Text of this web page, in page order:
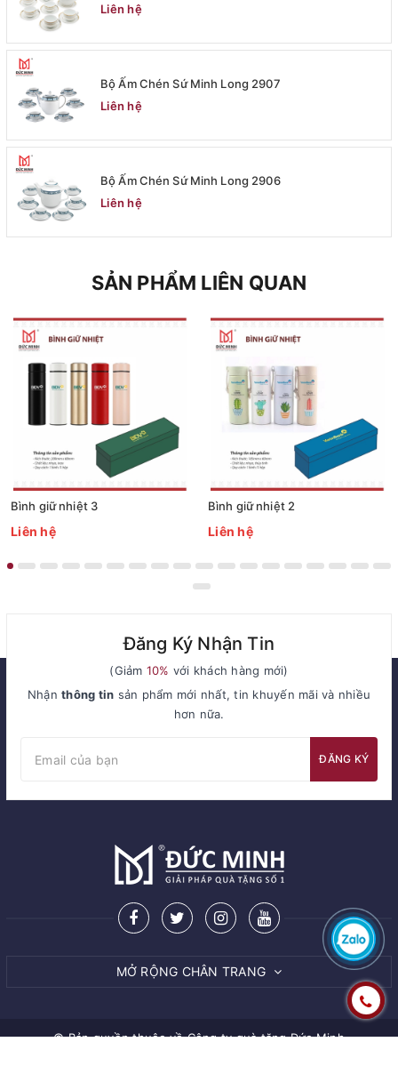
Liên hệ
Bộ Ấm Chén Sứ Minh Long 2907
Liên hệ
Bộ Ấm Chén Sứ Minh Long 2906
Liên hệ
SẢN PHẨM LIÊN QUAN
Bình giữ nhiệt 3
Liên hệ
Bình giữ nhiệt 2
Liên hệ
Đăng Ký Nhận Tin
(Giảm 10% với khách hàng mới)
Nhậnthông tin sản phẩm mới nhất, tin khuyến mãi và nhiều
hơn nữa.
ĐĂNG KÝ
MỞ RỘNG CHÂN TRANG
© Bản quyền thuộc vềCông ty quà tặng Đức Minh